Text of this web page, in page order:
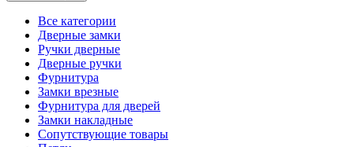
Все категории
Дверные замки
Ручки дверные
Дверные ручки
Фурнитура
Замки врезные
Фурнитура для дверей
Замки накладные
Сопутствующие товары